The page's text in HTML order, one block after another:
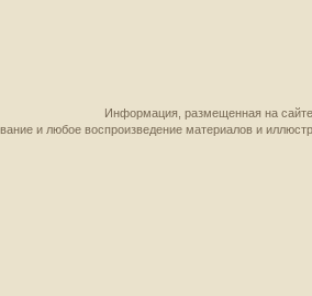
Информация, размещенная на
и любое воспроизведение материалов и